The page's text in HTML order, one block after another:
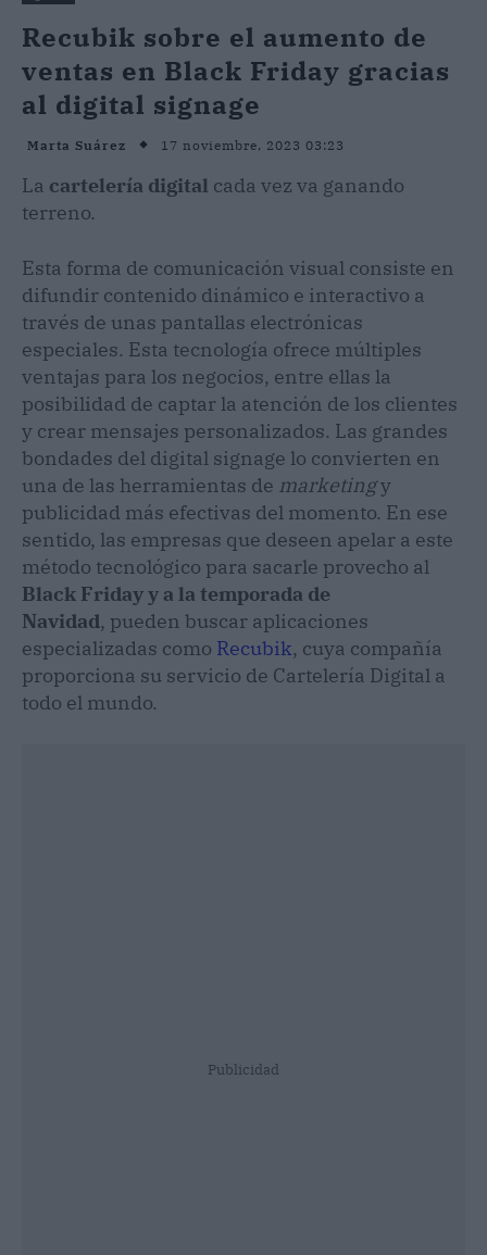
Recubik sobre el aumento de
ventas en Black Friday gracias
al digital signage
Marta Suárez 17 noviembre, 2023 03:23
La cartelería digital cada vez va ganando
terreno.
Esta forma de comunicación visual consiste en
difundir contenido dinámico e interactivo a
través de unas pantallas electrónicas
especiales. Esta tecnología ofrece múltiples
ventajas para los negocios, entre ellas la
posibilidad de captar la atención de los clientes
y crear mensajes personalizados. Las grandes
bondades del digital signage lo convierten en
una de las herramientas de marketingy
publicidad más efectivas del momento. En ese
sentido, las empresas que deseen apelar a este
método tecnológico para sacarle provecho al
Black Friday y a la temporada de
Navidad, pueden buscar aplicaciones
especializadas como Recubik, cuya compañía
proporciona su servicio de Cartelería Digital a
todo el mundo.
Publicidad